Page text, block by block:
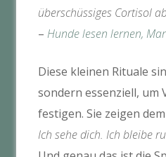
überschüssiges Cortisol
– Hunde lesen lernen,
Diese kleinen Rituale
sondern essenziell, um
festigen. Sie zeigen
Ich sehe dich. Ich bleibe